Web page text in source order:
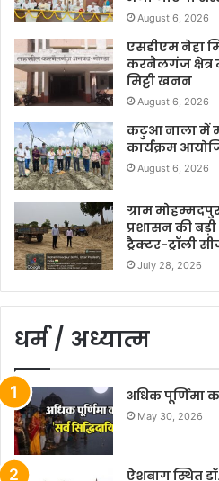
August 6, 2026
एसडीएम नेहा
करनैलगंज
मिट्टी खनन
August 6, 2026
कटुआ नाला में
कार्यक्रम
August 6, 2026
ग्राम
प्रशासन की बड़ी
ट्रैक्टर-ट्रॉली
July 28, 2026
धर्म / अध्यात्म
अधिक पूर्णिमा
May 30, 2026
ऐशबाग स्थित